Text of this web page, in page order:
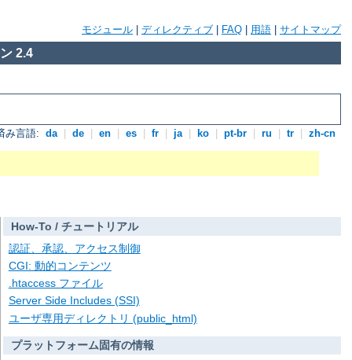
モジュール ディレクティブ FAQ 用語 サイトマップ
2.4
み言語: da de en es fr ja ko pt-br ru tr zh-cn
How-To / チュートリアル
認証、承認、アクセス制御
CGI: 動的コンテンツ
.htaccess ファイル
Server Side Includes (SSI)
ユーザ専用ディレクトリ (public_html)
プラットフォーム固有の情報